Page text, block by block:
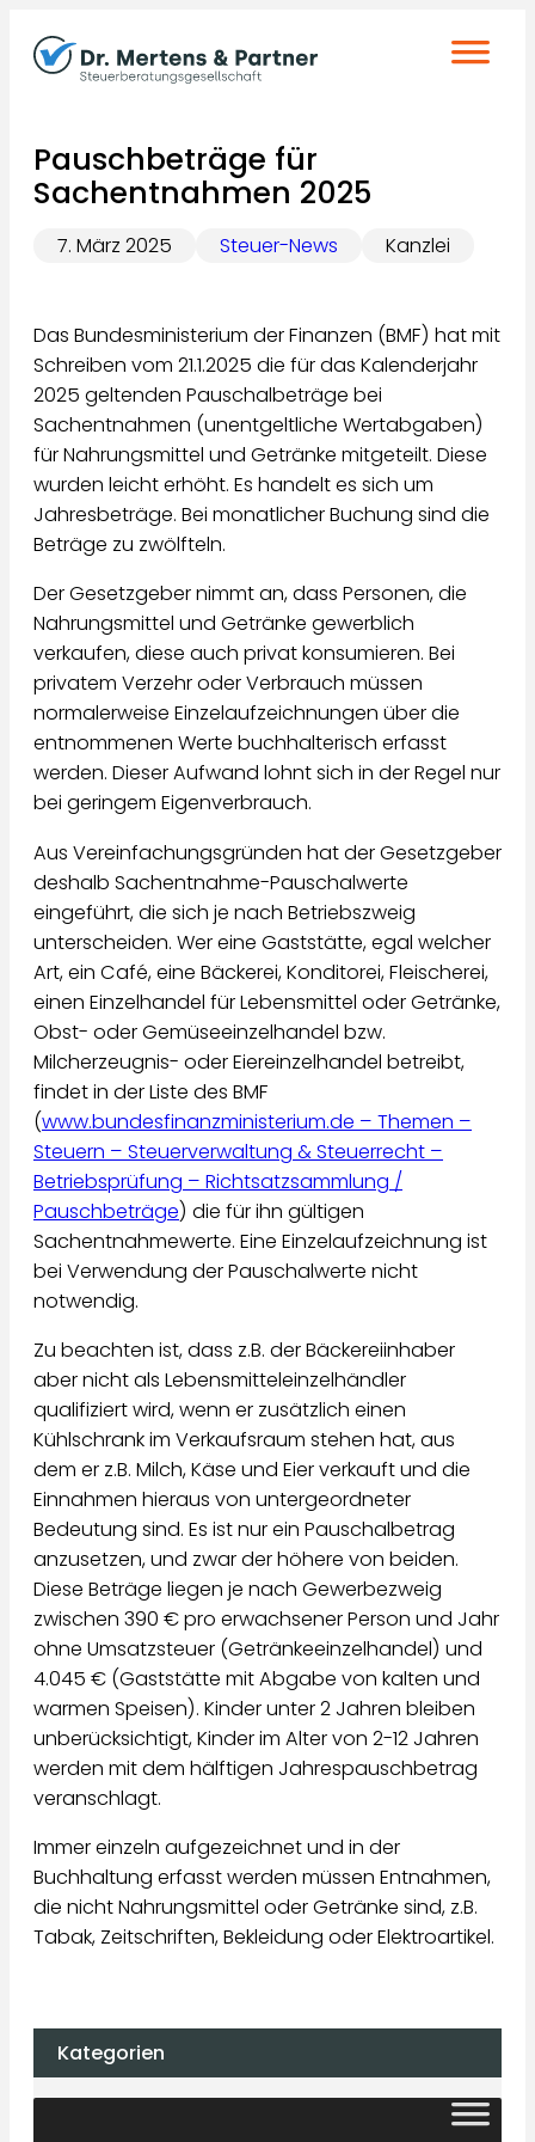
Inhalt
springen
Pauschbeträge für
Sachentnahmen 2025
7. März 2025 Steuer-News Kanzlei
Das Bundesministerium der Finanzen (BMF) hat mit
Schreiben vom 21.1.2025 die für das Kalenderjahr
2025 geltenden Pauschalbeträge bei
Sachentnahmen (unentgeltliche Wertabgaben)
für Nahrungsmittel und Getränke mitgeteilt. Diese
wurden leicht erhöht. Es handelt es sich um
Jahresbeträge. Bei monatlicher Buchung sind die
Beträge zu zwölfteln.
Der Gesetzgeber nimmt an, dass Personen, die
Nahrungsmittel und Getränke gewerblich
verkaufen, diese auch privat konsumieren. Bei
privatem Verzehr oder Verbrauch müssen
normalerweise Einzelaufzeichnungen über die
entnommenen Werte buchhalterisch erfasst
werden. Dieser Aufwand lohnt sich in der Regel nur
bei geringem Eigenverbrauch.
Aus Vereinfachungsgründen hat der Gesetzgeber
deshalb Sachentnahme-Pauschalwerte
eingeführt, die sich je nach Betriebszweig
unterscheiden. Wer eine Gaststätte, egal welcher
Art, ein Café, eine Bäckerei, Konditorei, Fleischerei,
einen Einzelhandel für Lebensmittel oder Getränke,
Obst- oder Gemüseeinzelhandel bzw.
Milcherzeugnis- oder Eiereinzelhandel betreibt,
findet in der Liste des BMF
(www.bundesfinanzministerium.de – Themen –
Steuern – Steuerverwaltung & Steuerrecht –
Betriebsprüfung – Richtsatzsammlung /
Pauschbeträge) die für ihn gültigen
Sachentnahmewerte. Eine Einzelaufzeichnung ist
bei Verwendung der Pauschalwerte nicht
notwendig.
Zu beachten ist, dass z.B. der Bäckereiinhaber
aber nicht als Lebensmitteleinzelhändler
qualifiziert wird, wenn er zusätzlich einen
Kühlschrank im Verkaufsraum stehen hat, aus
dem er z.B. Milch, Käse und Eier verkauft und die
Einnahmen hieraus von untergeordneter
Bedeutung sind. Es ist nur ein Pauschalbetrag
anzusetzen, und zwar der höhere von beiden.
Diese Beträge liegen je nach Gewerbezweig
zwischen 390 € pro erwachsener Person und Jahr
ohne Umsatzsteuer (Getränkeeinzelhandel) und
4.045 € (Gaststätte mit Abgabe von kalten und
warmen Speisen). Kinder unter 2 Jahren bleiben
unberücksichtigt, Kinder im Alter von 2-12 Jahren
werden mit dem hälftigen Jahrespauschbetrag
veranschlagt.
Immer einzeln aufgezeichnet und in der
Buchhaltung erfasst werden müssen Entnahmen,
die nicht Nahrungsmittel oder Getränke sind, z.B.
Tabak, Zeitschriften, Bekleidung oder Elektroartikel.
Kategorien